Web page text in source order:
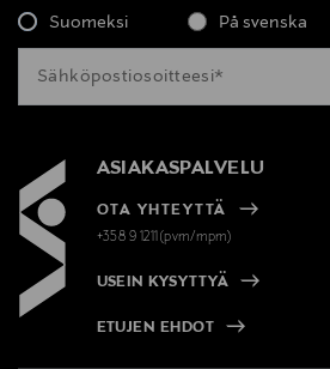
Suomeksi På svenska
ASIAKASPALVELU
OTA YHTEYTTÄ
+358 9 1211(pvm/mpm)
USEIN KYSYTTYÄ
ETUJEN EHDOT